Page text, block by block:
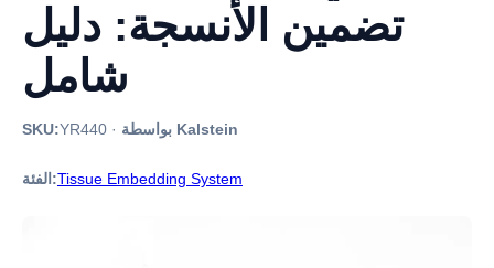
تضمين الأنسجة: دليل
شامل
SKU:YR440 · بواسطة Kalstein
الفئة:Tissue Embedding System